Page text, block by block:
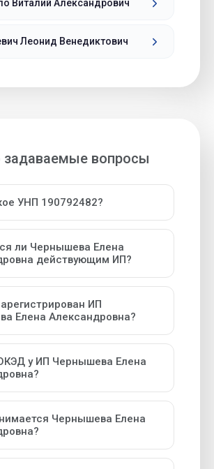
Виталий Александрович
Леонид Венедиктович
задаваемые вопросы
УНП 190792482?
ли Чернышева Елена
действующим ИП?
ИП
Елена Александровна?
у ИП Чернышева Елена
Чернышева Елена